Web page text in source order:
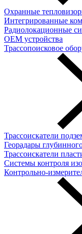
Охранные
Интегрированные
Радиолокационные
OEM устройства
Трассопоисковое
Трассоискатели
Георадары
Трассоискатели
Cистемы контроля
Контрольно-